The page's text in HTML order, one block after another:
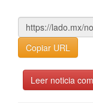
Copiar URL
Leer noticia